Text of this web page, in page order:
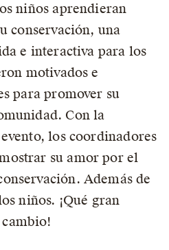
niños aprendieran
conservación, una
e interactiva para los
motivados e
para promover su
Con la
los coordinadores
su amor por el
Además de
niños. ¡Qué gran